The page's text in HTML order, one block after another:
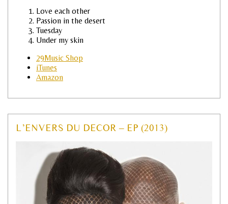
Love each other
Passion in the desert
Tuesday
Under my skin
29Music Shop
iTunes
Amazon
L’ENVERS DU DECOR – EP (2013)